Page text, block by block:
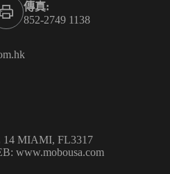
傳真:
852-2749 1138
14 MIAMI, FL3317
www.mobousa.com